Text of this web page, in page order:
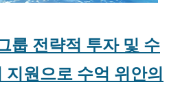
전략적 투자 및 수
원으로 수억 위안의